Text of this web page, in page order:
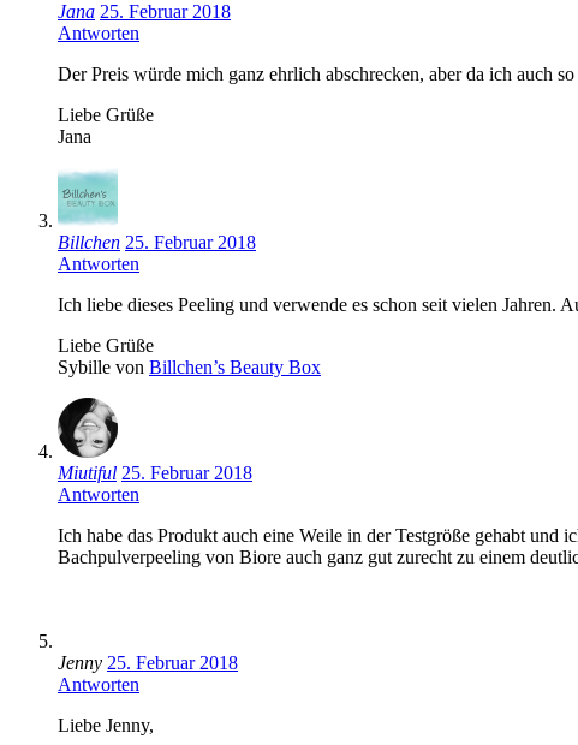
Jana 25. Februar 2018
Antworten
Der Preis würde mich ganz ehrlich abschrecken, aber da ich auch
Liebe Grüße
Jana
Billchen 25. Februar 2018
Antworten
Ich liebe dieses Peeling und verwende es schon seit vielen Jahren.
Liebe Grüße
Sybille von Billchen’s Beauty Box
Miutiful 25. Februar 2018
Antworten
Ich habe das Produkt auch eine Weile in der Testgröße gehabt
Bachpulverpeeling von Biore auch ganz gut zurecht zu einem
Jenny 25. Februar 2018
Antworten
Liebe Jenny,